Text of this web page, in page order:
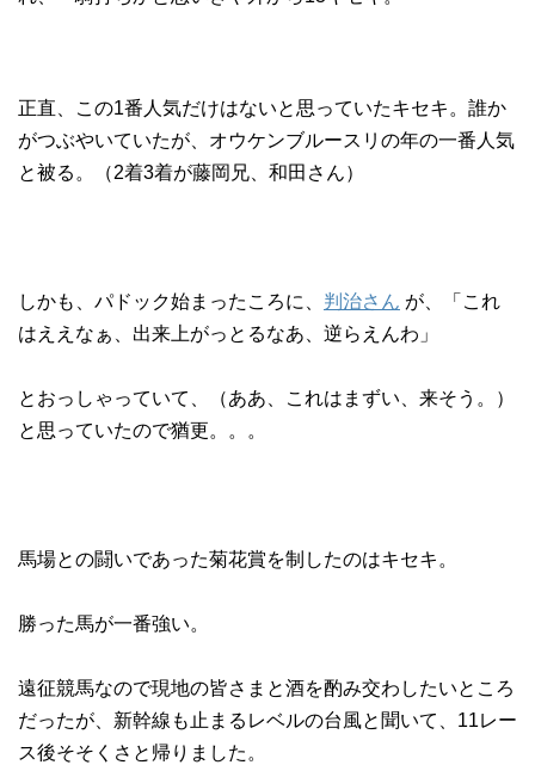
正直、この1番人気だけはないと思っていたキセキ。誰か
がつぶやいていたが、オウケンブルースリの年の一番人気
と被る。（2着3着が藤岡兄、和田さん）
しかも、パドック始まったころに、 判治さん が、「これ
はええなぁ、出来上がっとるなあ、逆らえんわ」
とおっしゃっていて、（ああ、これはまずい、来そう。）
と思っていたので猶更。。。
馬場との闘いであった菊花賞を制したのはキセキ。
勝った馬が一番強い。
遠征競馬なので現地の皆さまと酒を酌み交わしたいところ
だったが、新幹線も止まるレベルの台風と聞いて、11レー
ス後そそくさと帰りました。